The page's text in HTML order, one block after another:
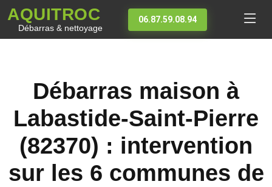
AQUITROC
Débarras & nettoyage
06.87.59.08.94
Débarras maison à
Labastide-Saint-Pierre
(82370) : intervention
sur les 6 communes de